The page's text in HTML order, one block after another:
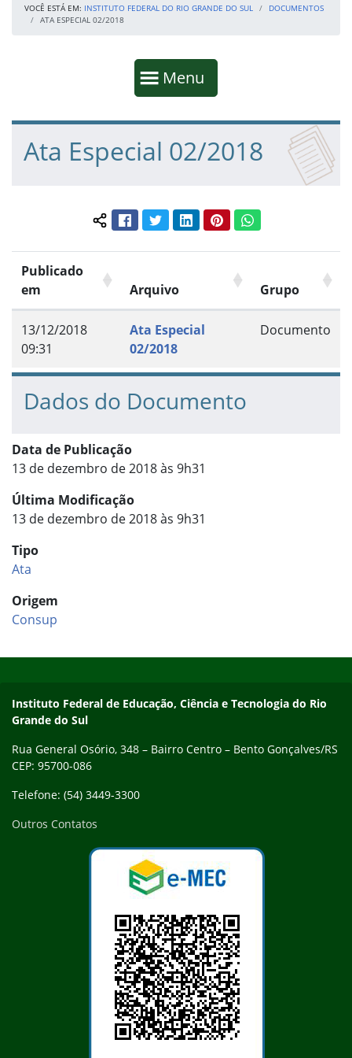
VOCÊ ESTÁ EM: INSTITUTO FEDERAL DO RIO GRANDE DO SUL
DOCUMENTOS
ATA ESPECIAL 02/2018
Mostrar
Menu
Fim da navegação
Início do conteúdo
Ata Especial 02/2018
Compartilhar conteúdo:
FacebookTwitterLinkedInPinterestWhatsApp
Publicado
em
Arquivo Grupo
13/12/2018
09:31
Ata Especial
02/2018
Documento
Dados do Documento
Data de Publicação
13 de dezembro de 2018 às 9h31
Última Modificação
13 de dezembro de 2018 às 9h31
Tipo
Ata
Origem
Consup
Contato
Instituto Federal de Educação, Ciência e Tecnologia do Rio
Grande do Sul
Rua General Osório, 348 – Bairro Centro – Bento Gonçalves/RS
CEP: 95700-086
Telefone: (54) 3449-3300
Outros Contatos